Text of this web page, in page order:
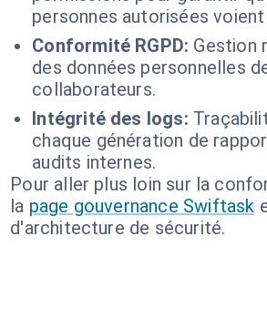
personnes autorisées
Conformité RGPD: Gestion
des données personnelles
collaborateurs.
Intégrité des logs:
chaque génération de
audits internes.
Pour aller plus loin sur la
la page gouvernance Swiftask
d'architecture de sécurité.